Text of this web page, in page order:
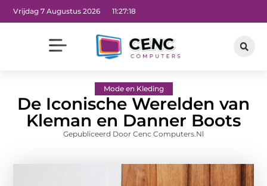
Vrijdag 7 Augustus 2026 11:27:19
Mode en Kleding
De Iconische Werelden van
Kleman en Danner Boots
Gepubliceerd Door Cenc Computers.nl